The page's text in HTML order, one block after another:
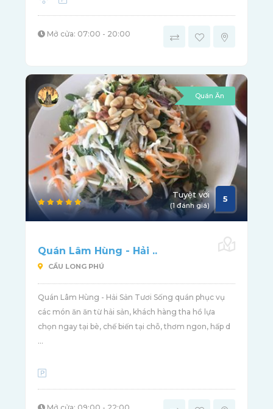
Mở cửa: 07:00 - 20:00
Quán Ăn
Tuyệt vời
(1 đánh giá)
5
Quán Lâm Hùng - Hải ..
CẦU LONG PHÚ
Quán Lâm Hùng - Hải Sản Tươi Sống quán phục vụ
các món ăn ăn từ hải sản, khách hàng tha hồ lựa
chọn ngay tại bè, chế biến tại chỗ, thơm ngon, hấp d
...